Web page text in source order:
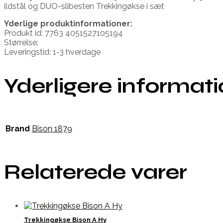
ildstål og DUO-slibesten Trekkingøkse i sæt
Yderlige produktinformationer:
Produkt id: 7763 4051527105194
Størrelse:
Leveringstid: 1-3 hverdage
Yderligere
Brand Bison 1879
Relaterede varer
Trekkingøkse Bison A Hy